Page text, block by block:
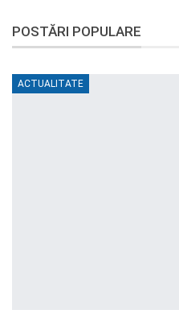
POSTĂRI POPULARE
ACTUALITATE